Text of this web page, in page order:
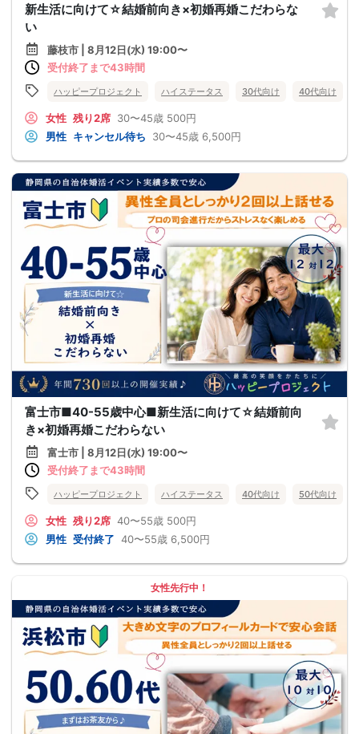
新生活に向けて☆結婚前向き×初婚再婚こだわらな
い
藤枝市 | 8月12日(水) 19:00〜
受付終了まで43時間
ハッピープロジェクト ハイステータス 30代向け 40代向け
女性 残り2席 30〜45歳 500円
男性 キャンセル待ち 30〜45歳 6,500円
富士市■40-55歳中心■新生活に向けて☆結婚前向
き×初婚再婚こだわらない
富士市 | 8月12日(水) 19:00〜
受付終了まで43時間
ハッピープロジェクト ハイステータス 40代向け 50代向け
女性 残り2席 40〜55歳 500円
男性 受付終了 40〜55歳 6,500円
女性先行中！